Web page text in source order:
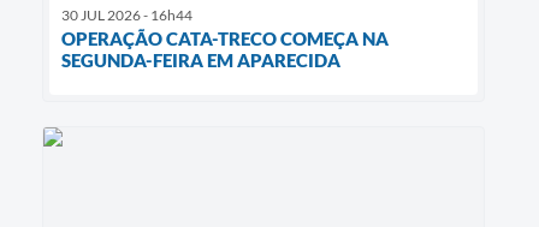
30 JUL 2026 - 16h44
OPERAÇÃO CATA-TRECO COMEÇA NA
SEGUNDA-FEIRA EM APARECIDA